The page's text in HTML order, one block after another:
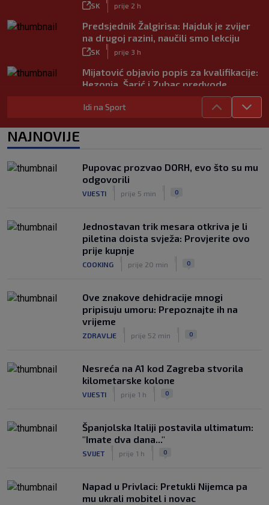
SK prije 2 h
Predsjednik Žalgirisa: Hajduk je zvijer
na drugoj razini, naučili smo lekciju
SK prije 3 h
Mijatović objavio popis za kvalifikacije:
Hezonja, Šarić i Zubac predvode
SK
|
prije 4 h
Benfica ponovno želi Šutala?
SK prije 6 h
Znate li kad je Hajduk u Europi zadnji
put dao pet golova? Igrali su Vlašić i
SK prije 8 h
Idi na Sport
NAJNOVIJE
Pupovac prozvao DORH, evo što su mu
odgovorili
VIJESTI prije 5 min 0
Jednostavan trik mesara otkriva je li
piletina doista svježa: Provjerite ovo
prije kupnje
COOKING prije 20 min 0
Ove znakove dehidracije mnogi
pripisuju umoru: Prepoznajte ih na
vrijeme
ZDRAVLJE prije 52 min 0
Nesreća na A1 kod Zagreba stvorila
kilometarske kolone
VIJESTI prije 1 h 0
Španjolska Italiji postavila ultimatum:
"Imate dva dana..."
SVIJET prije 1 h 0
Napad u Privlaci: Pretukli Nijemca pa
mu ukrali mobitel i novac